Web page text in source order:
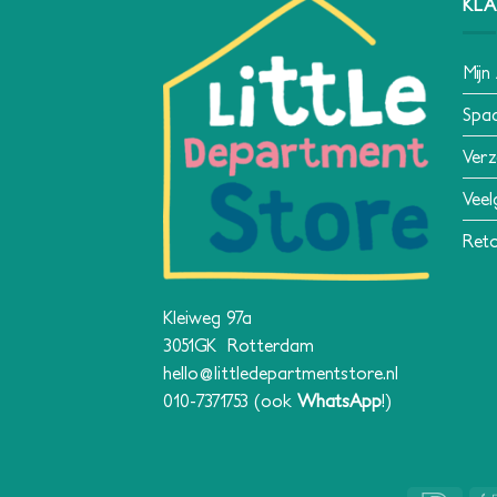
Kleiweg 97a
3051GK Rotterdam
hello@littledepartmentstore.nl
010-7371753 (ook WhatsApp!)